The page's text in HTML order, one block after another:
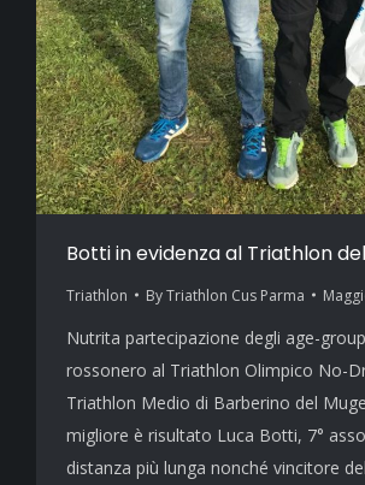
Botti in evidenza al Triathlon
Triathlon ByTriathlon Cus Parma
Nutrita partecipazione degli age-
rossonero al Triathlon Olimpico No-
Triathlon Medio di Barberino del
migliore è risultato Luca Botti, 7°
distanza più lunga nonché vincitore